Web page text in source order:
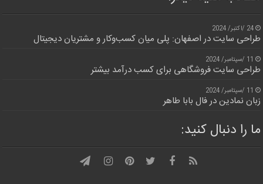
24 /اکتبر/ 2024
طراحی سایت در اصفهان: پلی میان کسب‌وکار و مشتریان دیجیتال
11 /سپتامبر/ 2024
طراحی سایت فروشگاهی برای کسب درآمد بیشتر
11 /سپتامبر/ 2024
زبان نمادین در فال بابا طاهر
ما را دنبال کنید: